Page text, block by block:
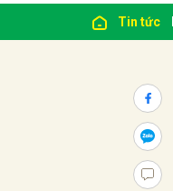
Tin tức